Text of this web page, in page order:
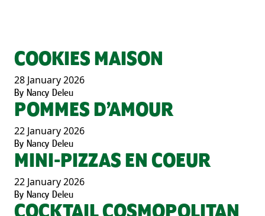
COOKIES MAISON
28 January 2026
By Nancy Deleu
POMMES D’AMOUR
22 January 2026
By Nancy Deleu
MINI-PIZZAS EN COEUR
22 January 2026
By Nancy Deleu